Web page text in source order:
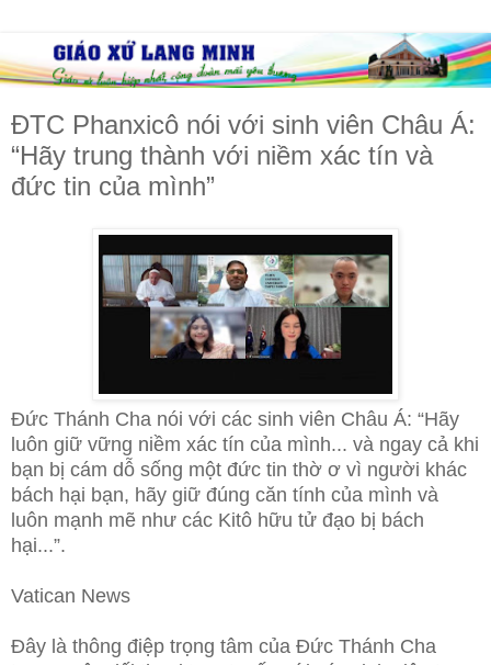
ĐTC Phanxicô nói với sinh viên Châu Á:
“Hãy trung thành với niềm xác tín và
đức tin của mình”
Đức Thánh Cha nói với các sinh viên Châu Á: “Hãy
luôn giữ vững niềm xác tín của mình... và ngay cả khi
bạn bị cám dỗ sống một đức tin thờ ơ vì người khác
bách hại bạn, hãy giữ đúng căn tính của mình và
luôn mạnh mẽ như các Kitô hữu tử đạo bị bách
hại...”.
Vatican News
Đây là thông điệp trọng tâm của Đức Thánh Cha